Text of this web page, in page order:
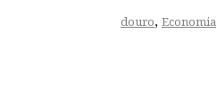
douro, Economia